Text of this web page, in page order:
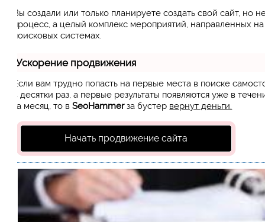
Вы создали или только планируете создать свой сайт, но
процесс, а целый комплекс мероприятий, направленных
поисковых системах.
Ускорение продвижения
Если вам трудно попасть на первые места в поиске
в десятки раз, а первые результаты появляются уже в
за месяц, то вSeoHammerза бустер вернут деньги.
Начать продвижение сайта